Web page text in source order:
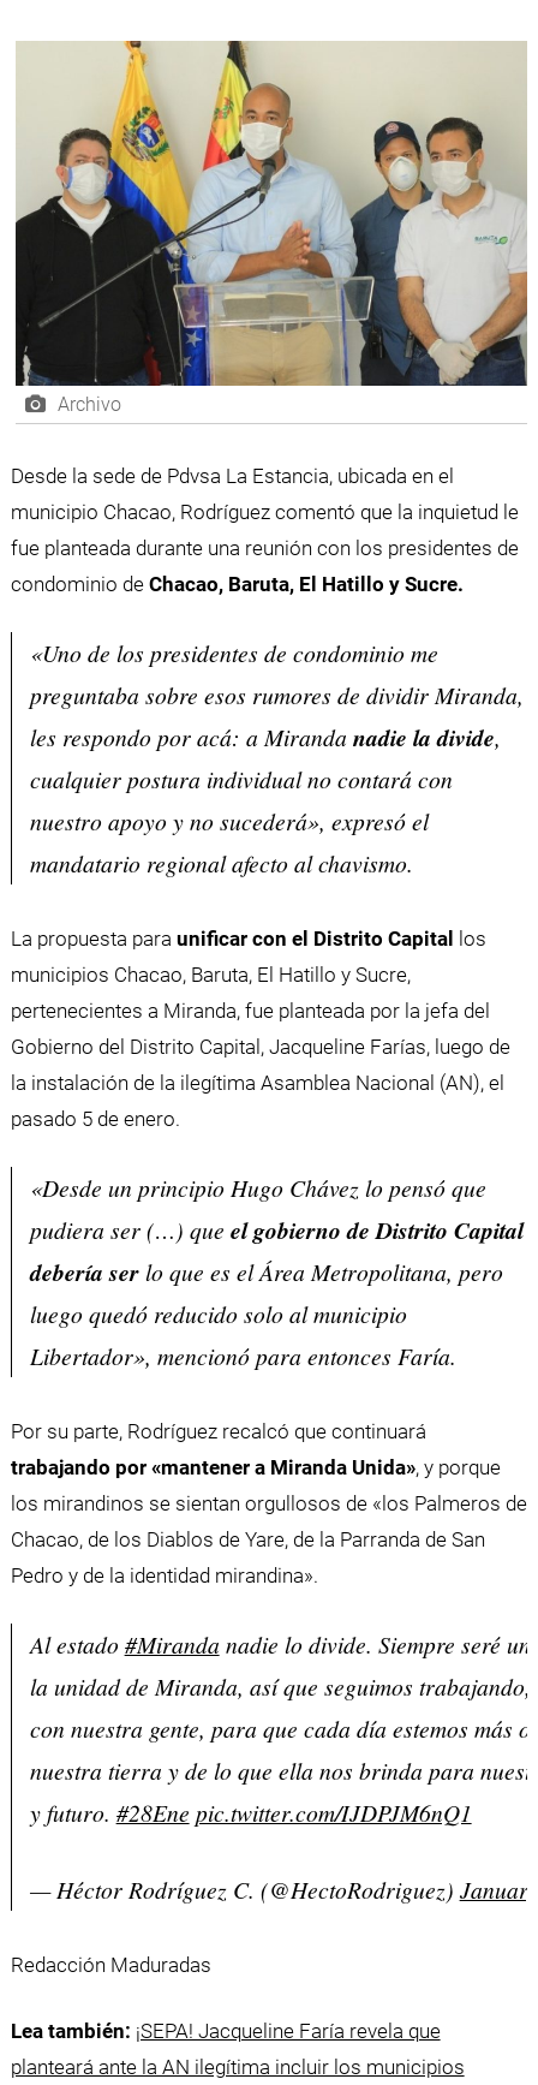
Archivo
Desde la sede de Pdvsa La Estancia, ubicada en el
municipio Chacao, Rodríguez comentó que la inquietud le
fue planteada durante una reunión con los presidentes de
condominio de Chacao, Baruta, El Hatillo y Sucre.
«Uno de los presidentes de condominio me
preguntaba sobre esos rumores de dividir Miranda,
les respondo por acá: a Miranda nadie la divide,
cualquier postura individual no contará con
nuestro apoyo y no sucederá», expresó el
mandatario regional afecto al chavismo.
La propuesta para unificar con el Distrito Capital los
municipios Chacao, Baruta, El Hatillo y Sucre,
pertenecientes a Miranda, fue planteada por la jefa del
Gobierno del Distrito Capital, Jacqueline Farías, luego de
la instalación de la ilegítima Asamblea Nacional (AN), el
pasado 5 de enero.
«Desde un principio Hugo Chávez lo pensó que
pudiera ser (…) que el gobierno de Distrito Capital
debería serlo que es el Área Metropolitana, pero
luego quedó reducido solo al municipio
Libertador», mencionó para entonces Faría.
Por su parte, Rodríguez recalcó que continuará
trabajando por «mantener a Miranda Unida», y porque
los mirandinos se sientan orgullosos de «los Palmeros de
Chacao, de los Diablos de Yare, de la Parranda de San
Pedro y de la identidad mirandina».
Al estado #Miranda nadie lo divide. Siempre seré un
la unidad de Miranda, así que seguimos trabajando,
con nuestra gente, para que cada día estemos más
nuestra tierra y de lo que ella nos brinda para
y futuro. #28Ene pic.twitter.com/IJDPJM6nQ1
— Héctor Rodríguez C. (@HectoRodriguez)
Redacción Maduradas
Lea también: ¡SEPA! Jacqueline Faría revela que
planteará ante la AN ilegítima incluir los municipios